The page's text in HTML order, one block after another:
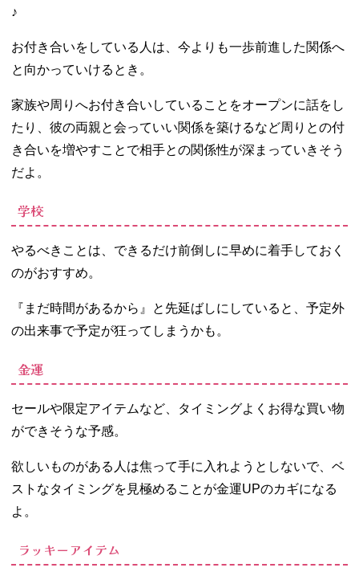
♪
お付き合いをしている人は、今よりも一歩前進した関係へ
と向かっていけるとき。
家族や周りへお付き合いしていることをオープンに話をし
たり、彼の両親と会っていい関係を築けるなど周りとの付
き合いを増やすことで相手との関係性が深まっていきそう
だよ。
学校
やるべきことは、できるだけ前倒しに早めに着手しておく
のがおすすめ。
『まだ時間があるから』と先延ばしにしていると、予定外
の出来事で予定が狂ってしまうかも。
金運
セールや限定アイテムなど、タイミングよくお得な買い物
ができそうな予感。
欲しいものがある人は焦って手に入れようとしないで、ベ
ストなタイミングを見極めることが金運UPのカギになる
よ。
ラッキーアイテム